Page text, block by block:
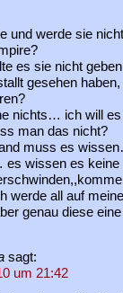
und werde sie
es sie nicht
gesehen
nichts… ich will
man das nicht?
muss es
es wissen es
werde all auf
genau diese
sagt:
um 21:42